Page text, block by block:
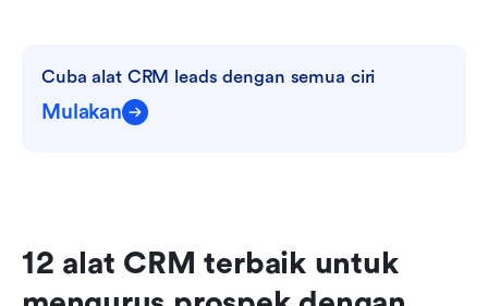
Cuba alat CRM leads dengan semua ciri
Mulakan
12 alat CRM terbaik untuk